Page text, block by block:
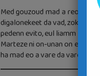
Med gouzoud mad a reom
digalonekeet da vad, zokén
pedenn evito, eul liamm don
Marteze ni on-unan on eus
ha mad eo a vare da vare